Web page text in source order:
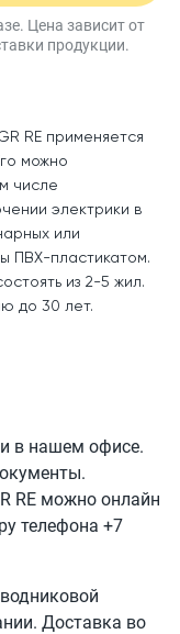
Цена зависит от
продукции.
RE применяется
можно
числе
электрики в
или
ПВХ-пластикатом.
из 2-5 жил.
до 30 лет.
в нашем офисе.
RE можно онлайн
телефона +7
Доставка во